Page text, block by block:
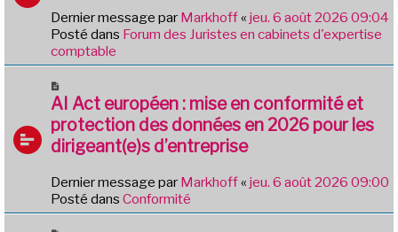
e
a
u
m
s
a
g
Dernier message par Markhoff« jeu. 6 août 2026 09:04
Posté dans Forum des Juristes en cabinets d'expertise
comptable
o
u
v
e
u
m
e
AI Act européen : mise en conformité et
protection des données en 2026 pour les
dirigeant(e)s d’entreprise
Dernier message par Markhoff« jeu. 6 août 2026 09:00
Posté dans Conformité